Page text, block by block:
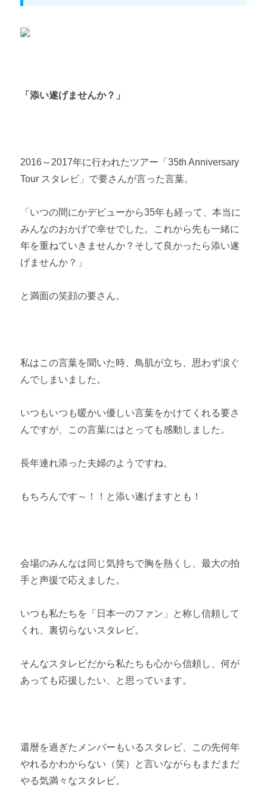
「添い遂げませんか？」
2016～2017年に行われたツアー「35th Anniversary
Tour スタレビ」で要さんが言った言葉。
「いつの間にかデビューから35年も経って、本当に
みんなのおかげで幸せでした。これから先も一緒に
年を重ねていきませんか？そして良かったら添い遂
げませんか？」
と満面の笑顔の要さん。
私はこの言葉を聞いた時、鳥肌が立ち、思わず涙ぐ
んでしまいました。
いつもいつも暖かい優しい言葉をかけてくれる要さ
んですが、この言葉にはとっても感動しました。
長年連れ添った夫婦のようですね。
もちろんです～！！と添い遂げますとも！
会場のみんなは同じ気持ちで胸を熱くし、最大の拍
手と声援で応えました。
いつも私たちを「日本一のファン」と称し信頼して
くれ、裏切らないスタレビ。
そんなスタレビだから私たちも心から信頼し、何が
あっても応援したい、と思っています。
還暦を過ぎたメンバーもいるスタレビ、この先何年
やれるかわからない（笑）と言いながらもまだまだ
やる気満々なスタレビ。